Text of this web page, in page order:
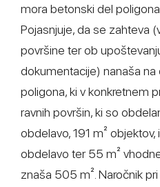
mora betonski del
Pojasnjuje, da se zahteva
površine ter ob
dokumentacije) nanaša
poligona, ki v konkretnem
ravnih površin, ki so
obdelavo, 191 m²
obdelavo ter 55 m²
znaša 505 m². Naročnik